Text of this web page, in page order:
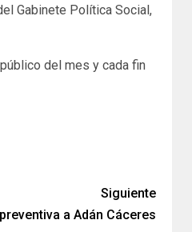
Gabinete Política Social,
del mes y cada fin
Siguiente
a Adán Cáceres